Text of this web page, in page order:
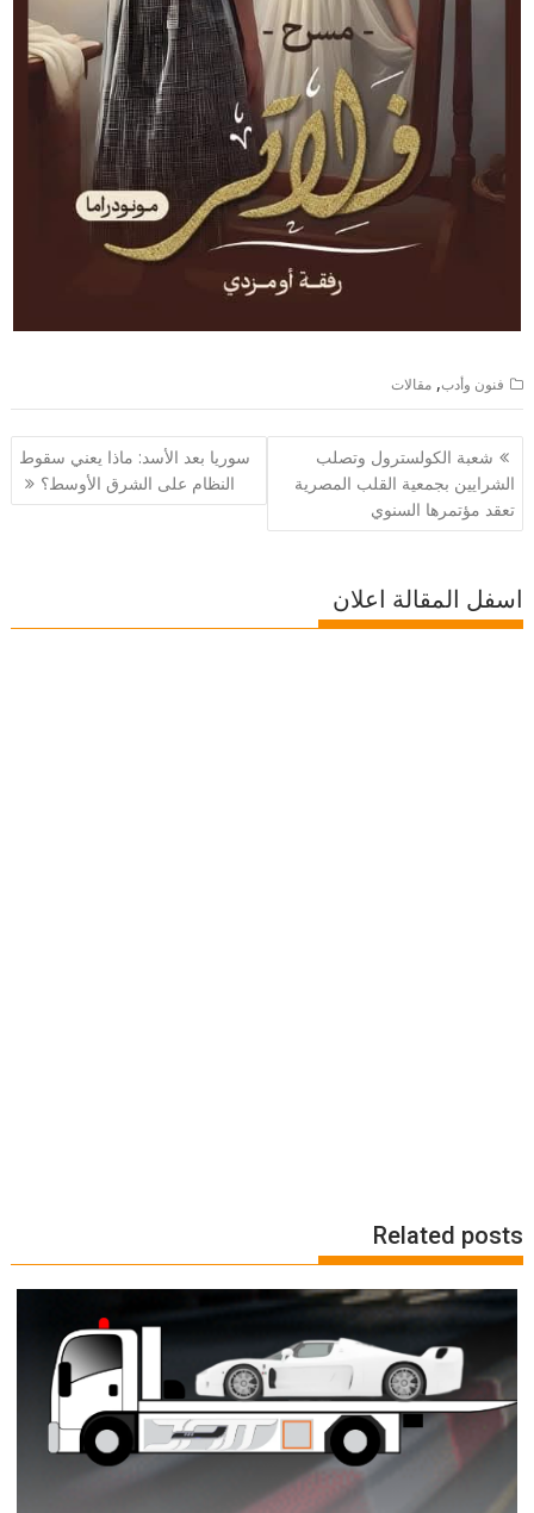
فنون وأدب,مقالات
تصفّح
المقالات
شعبة الكولسترول وتصلب
الشرايين بجمعية القلب المصرية
تعقد مؤتمرها السنوي
سوريا بعد الأسد: ماذا يعني سقوط
النظام على الشرق الأوسط؟
اسفل المقالة اعلان
Related posts